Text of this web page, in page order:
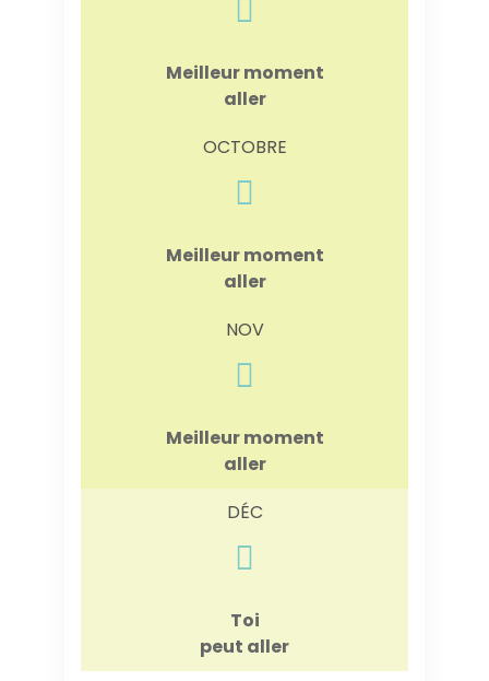
Meilleur moment
aller
OCTOBRE
Meilleur moment
aller
NOV
Meilleur moment
aller
DÉC
Toi
peut aller